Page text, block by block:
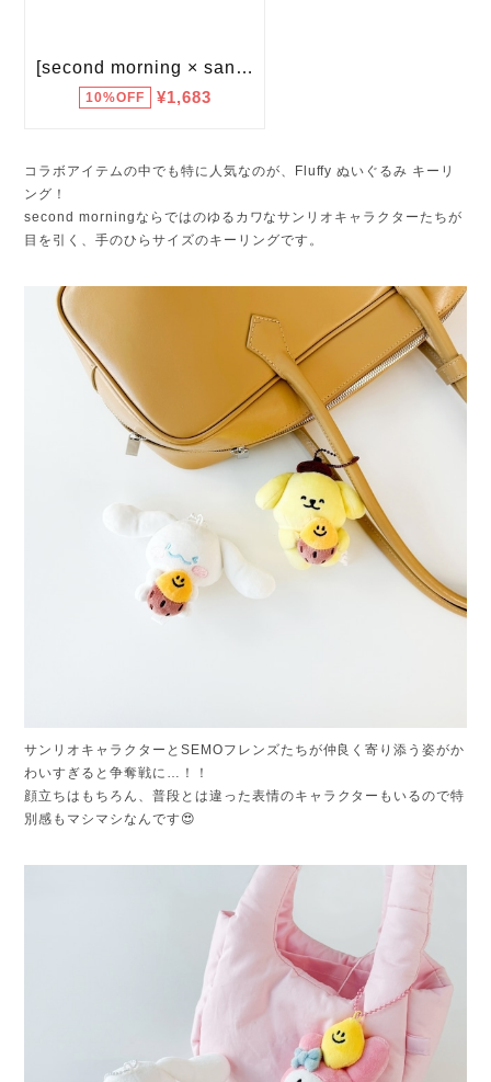
コラボアイテムの中でも特に人気なのが、Fluffy ぬいぐるみ キーリ
ング！
second morningならではのゆるカワなサンリオキャラクターたちが
目を引く、手のひらサイズのキーリングです。
サンリオキャラクターとSEMOフレンズたちが仲良く寄り添う姿がか
わいすぎると争奪戦に…！！
顔立ちはもちろん、普段とは違った表情のキャラクターもいるので特
別感もマシマシなんです😍